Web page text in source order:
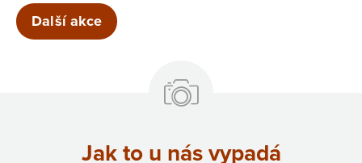
Další akce
Jak to u nás vypadá